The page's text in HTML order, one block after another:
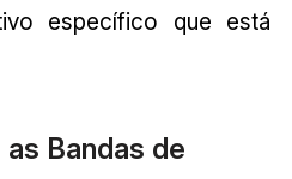
específico que está
Bandas de